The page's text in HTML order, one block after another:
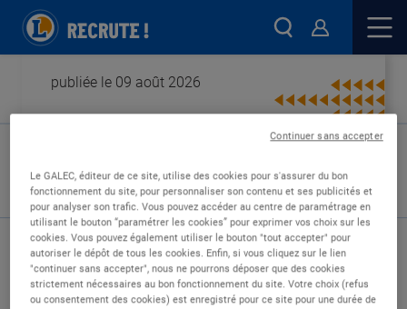
publiée le 09 août 2026
Type de contrat :
Expérience :
Études :
Le GALEC, éditeur de ce site, utilise des cookies pour s'assurer du bon
fonctionnement du site, pour personnaliser son contenu et ses publicités et
pour analyser son trafic. Vous pouvez accéder au centre de paramétrage en
utilisant le bouton “paramétrer les cookies” pour exprimer vos choix sur les
cookies. Vous pouvez également utiliser le bouton "tout accepter" pour
autoriser le dépôt de tous les cookies. Enfin, si vous cliquez sur le lien
"continuer sans accepter", nous ne pourrons déposer que des cookies
strictement nécessaires au bon fonctionnement du site. Votre choix (refus
ou consentement des cookies) est enregistré pour ce site pour une durée de
Continuer sans accepter